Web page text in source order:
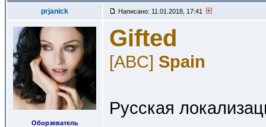
prjanick Написано: 11.01.2018, 17:41
Оборзеватель
Gifted
[ABC] Spain
Русская